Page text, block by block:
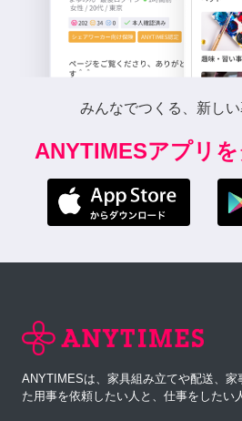
みんなでつくる、新しい
ANYTIMESアプリ
ANYTIMESは、家具組み立てや配送、家
た用事を依頼したい人と、仕事をしたい